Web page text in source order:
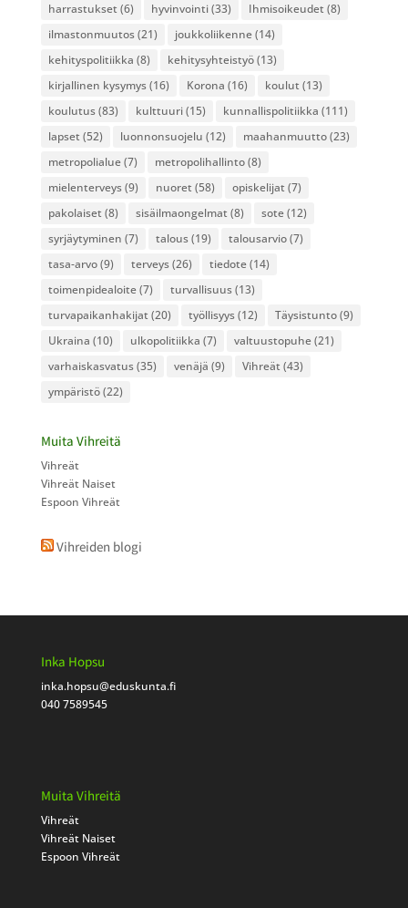
harrastukset (6) hyvinvointi(33) Ihmisoikeudet (8)
ilmastonmuutos(21) joukkoliikenne(14)
kehityspolitiikka (8) kehitysyhteistyö(13)
kirjallinen kysymys(16) Korona (16) koulut (13)
koulutus(83) kulttuuri(15) kunnallispolitiikka (111)
lapset (52) luonnonsuojelu (12) maahanmuutto(23)
metropolialue(7) metropolihallinto(8)
mielenterveys(9) nuoret (58) opiskelijat (7)
pakolaiset (8) sisäilmaongelmat (8) sote(12)
syrjäytyminen (7) talous(19) talousarvio(7)
tasa-arvo(9) terveys(26) tiedote(14)
toimenpidealoite(7) turvallisuus(13)
turvapaikanhakijat (20) työllisyys(12) Täysistunto(9)
Ukraina (10) ulkopolitiikka (7) valtuustopuhe(21)
varhaiskasvatus(35) venäjä (9) Vihreät (43)
ympäristö(22)
Muita Vihreitä
Vihreät
Vihreät Naiset
Espoon Vihreät
Vihreiden blogi
Inka Hopsu
inka.hopsu@eduskunta.fi
040 7589545
Muita Vihreitä
Vihreät
Vihreät Naiset
Espoon Vihreät